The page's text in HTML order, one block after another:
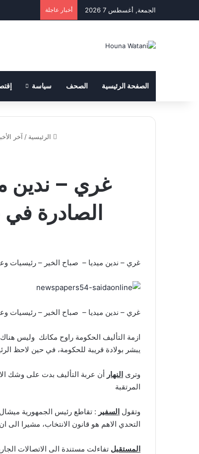
الجمعة, أغسطس 7 2026 أخبار عاجلة
الصفحة الرئيسية الصحف سياسة
الرئيسية / آخر
غري – ندين
الصادرة في بيروت
غري – ندين ميديا – صباح الخير – رئيسيات وعناوين
غري – ندين ميديا – صباح الخير – رئيسيات وعناوين
ازمة التأليف الحكومة راوح مكانك وليس
يبشر بولادة قريبة للحكومة، في حين لاحظ
وترى النهار أن عربة التأليف بدت على وشك
المرتقبة
وتقول السفير : تقاطع رئيس الجمهورية
التحدي الاهم هو قانون الانتخاب، مشيرا
المستقبل تفاءلت مستندة الى الاتصالات